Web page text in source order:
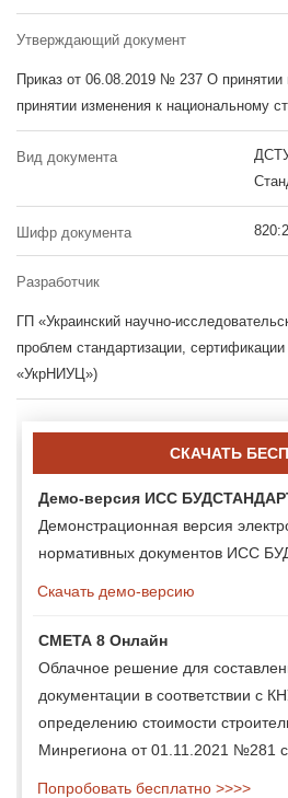
Утверждающий документ
Приказ от 06.08.2019 № 237 О принятии
принятии изменения к национальному
Вид документа
Шифр документа
Разработчик
ГП «Украинский научно-
проблем стандартизации,
«УкрНИУЦ»)
СКАЧАТЬ
Демо-версия ИСС
Демонстрационная версия
нормативных документов ИСС
Скачать демо-версию
СМЕТА 8 Онлайн
Облачное решение для
документации в соответствии с
определению стоимости
Минрегиона от 01.11.2021 №281
Попробовать бесплатно >>>>